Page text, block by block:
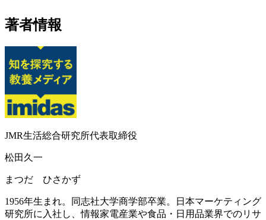
著者情報
JMR生活総合研究所代表取締役
松田久一
まつだ ひさかず
1956年生まれ。同志社大学商学部卒業。日本マーケティング
研究所に入社し、情報家電産業や食品・日用品業界でのリサ